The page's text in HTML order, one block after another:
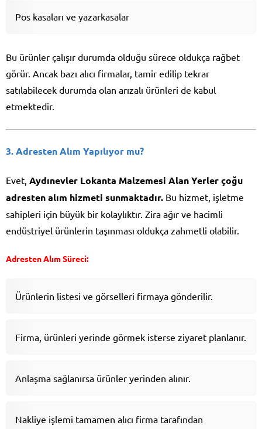
Pos kasaları ve yazarkasalar
Bu ürünler çalışır durumda olduğu sürece oldukça rağbet
görür. Ancak bazı alıcı firmalar, tamir edilip tekrar
satılabilecek durumda olan arızalı ürünleri de kabul
etmektedir.
3. Adresten Alım Yapılıyor mu?
Evet, Aydınevler Lokanta Malzemesi Alan Yerlerçoğu
adresten alım hizmeti sunmaktadır. Bu hizmet, işletme
sahipleri için büyük bir kolaylıktır. Zira ağır ve hacimli
endüstriyel ürünlerin taşınması oldukça zahmetli olabilir.
Adresten Alım Süreci:
Ürünlerin listesi ve görselleri firmaya gönderilir.
Firma, ürünleri yerinde görmek isterse ziyaret planlanır.
Anlaşma sağlanırsa ürünler yerinden alınır.
Nakliye işlemi tamamen alıcı firma tarafından